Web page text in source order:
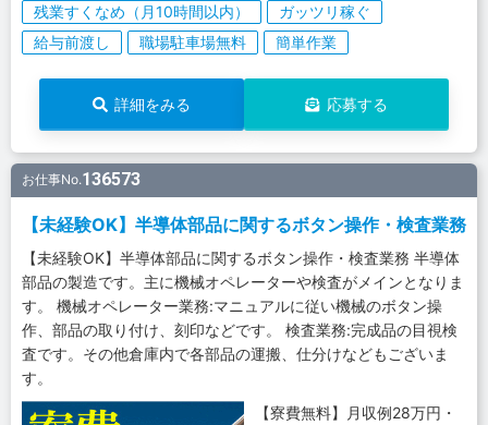
残業すくなめ（月10時間以内）
ガッツリ稼ぐ
給与前渡し
職場駐車場無料 簡単作業
詳細をみる 応募する
お仕事No.136573
【未経験OK】半導体部品に関するボタン操作・検査業務
【未経験OK】半導体部品に関するボタン操作・検査業務 半導体
部品の製造です。主に機械オペレーターや検査がメインとなりま
す。 機械オペレーター業務:マニュアルに従い機械のボタン操
作、部品の取り付け、刻印などです。 検査業務:完成品の目視検
査です。その他倉庫内で各部品の運搬、仕分けなどもございま
す。
【寮費無料】月収例28万円・